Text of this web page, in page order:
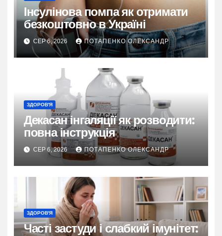
Інсулінова помпа як отримати
безкоштовно в Україні
СЕР 6, 2026 ПОТАПЕНКО ОЛЕКСАНДР
ЗДОРОВ'Я
Декасан інгаляції як розводити:
повна інструкція
СЕР 6, 2026 ПОТАПЕНКО ОЛЕКСАНДР
ЗДОРОВ'Я
Часті застуди і слабкий імунітет: